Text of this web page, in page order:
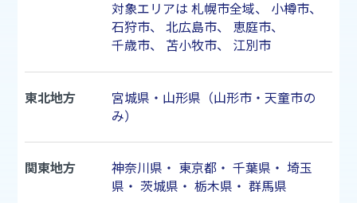
対象エリアは 札幌市全域、 小樽市、
石狩市、 北広島市、 恵庭市、
千歳市、 苫小牧市、 江別市
東北地方
宮城県・山形県（山形市・天童市の
み）
関東地方 神奈川県 ・ 東京都・ 千葉県 ・ 埼玉
県 ・ 茨城県 ・ 栃木県 ・ 群馬県